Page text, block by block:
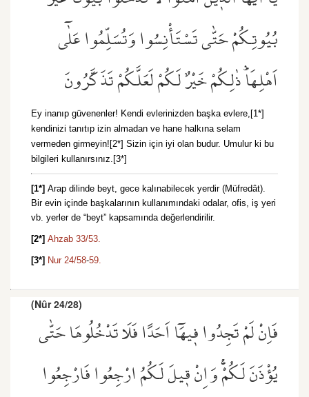
بُيُوتِكُمْ حَتّٰى تَسْتَأْنِسُوا وَتُسَلِّمُوا عَلٰٓى
اَهْلِهَاۜ ذٰلِكُمْ خَيْرٌ لَكُمْ لَعَلَّكُمْ تَذَكَّرُونَ
Ey inanıp güvenenler! Kendi evlerinizden başka evlere,[1*]
kendinizi tanıtıp izin almadan ve hane halkına selam
vermeden girmeyin![2*] Sizin için iyi olan budur. Umulur ki bu
bilgileri kullanırsınız.[3*]
[1*] Arap dilinde beyt, gece kalınabilecek yerdir (Müfredât).
Bir evin içinde başkalarının kullanımındaki odalar, ofis, iş yeri
vb. yerler de “beyt” kapsamında değerlendirilir.
[2*] Ahzab 33/53.
[3*] Nur 24/58-59.
(Nûr 24/28)
فَاِنْ لَمْ تَجِدُوا ف۪يهَٓا اَحَدًا فَلَا تَدْخُلُوهَا حَتّٰى
يُؤْذَنَ لَكُمْۚ وَاِنْ ق۪يلَ لَكُمُ ارْجِعُوا فَارْجِعُوا